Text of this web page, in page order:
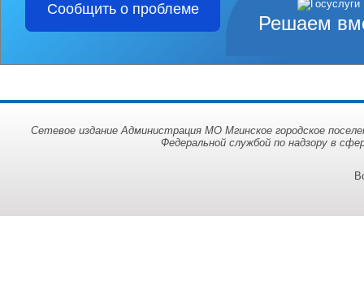
Решаем
Сообщить о проблеме
Сетевое издание Администрация МО Мгинское городское
Федеральной службой по надзору в